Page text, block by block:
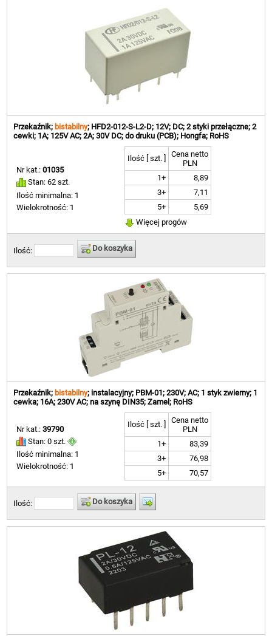
Przekaźnik; bistabilny; HFD2-012-S-L2-D; 12V; DC; 2 styki przełączne; 2
cewki; 1A; 125V AC; 2A; 30V DC; do druku (PCB); Hongfa; RoHS
Nr kat.:01035
Stan: 62 szt.
Ilość minimalna: 1
Wielokrotność: 1
Ilość [ szt. ]
Cena netto
PLN
1+
8,89
3+
7,11
5+
5,69
Więcej progów
Ilość: Do koszyka
Przekaźnik; bistabilny; instalacyjny; PBM-01; 230V; AC; 1 styk zwierny; 1
cewka; 16A; 230V AC; na szynę DIN35; Zamel; RoHS
Nr kat.:39790
Stan: 0 szt.
Ilość minimalna: 1
Wielokrotność: 1
Ilość [ szt. ]
Cena netto
PLN
1+
83,39
3+
76,98
5+
70,57
Ilość: Do koszyka